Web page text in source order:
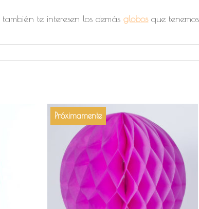
te interesen los demásglobosque
Próximamente